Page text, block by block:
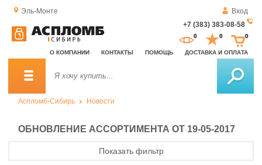
Эль-Монте
Вход
+7 (383) 383-08-58
О КОМПАНИИ КОНТАКТЫ ПОМОЩЬ ДОСТАВКА И ОПЛАТА
0 0 0
Аспломб-Сибирь Новости
ОБНОВЛЕНИЕ АССОРТИМЕНТА ОТ 19-05-2017
Показать фильтр